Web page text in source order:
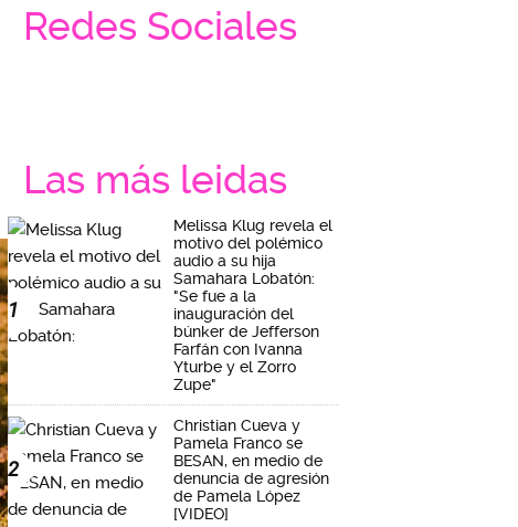
Redes Sociales
Las más leidas
1
Melissa Klug revela el
motivo del polémico
audio a su hija
Samahara Lobatón:
"Se fue a la
inauguración del
búnker de Jefferson
Farfán con Ivanna
Yturbe y el Zorro
Zupe"
2
Christian Cueva y
Pamela Franco se
BESAN, en medio de
denuncia de agresión
de Pamela López
[VIDEO]